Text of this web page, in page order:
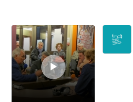
Lecteur audio